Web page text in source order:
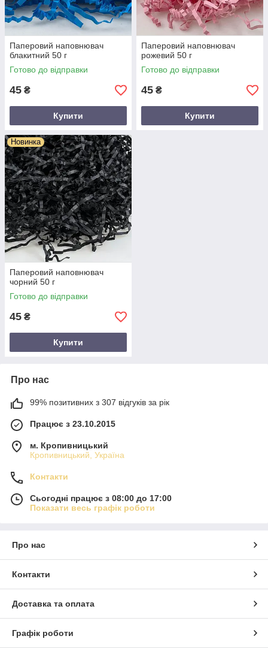
Паперовий наповнювач
блакитний 50 г
Готово до відправки
45 ₴
Купити
Паперовий наповнювач
рожевий 50 г
Готово до відправки
45 ₴
Купити
Новинка
Паперовий наповнювач
чорний 50 г
Готово до відправки
45 ₴
Купити
Про нас
99% позитивних з 307 відгуків за рік
Працює з 23.10.2015
м. Кропивницький
Кропивницький, Україна
Контакти
Сьогодні працює з 08:00 до 17:00
Показати весь графік роботи
Про нас
Контакти
Доставка та оплата
Графік роботи